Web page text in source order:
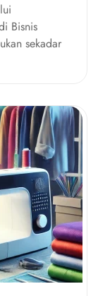
Bisnis
sekadar